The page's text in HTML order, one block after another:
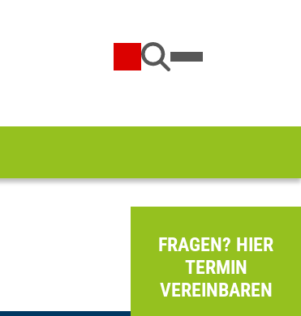
FRAGEN? HIER
TERMIN
VEREINBAREN